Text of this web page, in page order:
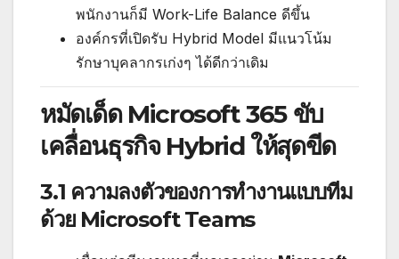
พนักงานก็มี Work-Life Balance ดีขึ้น
องค์กรที่เปิดรับ Hybrid Model มีแนวโน้ม
รักษาบุคลากรเก่งๆ ได้ดีกว่าเดิม
หมัดเด็ด Microsoft 365 ขับ
เคลื่อนธุรกิจ Hybrid ให้สุดขีด
3.1 ความลงตัวของการทำงานแบบทีม
ด้วย Microsoft Teams